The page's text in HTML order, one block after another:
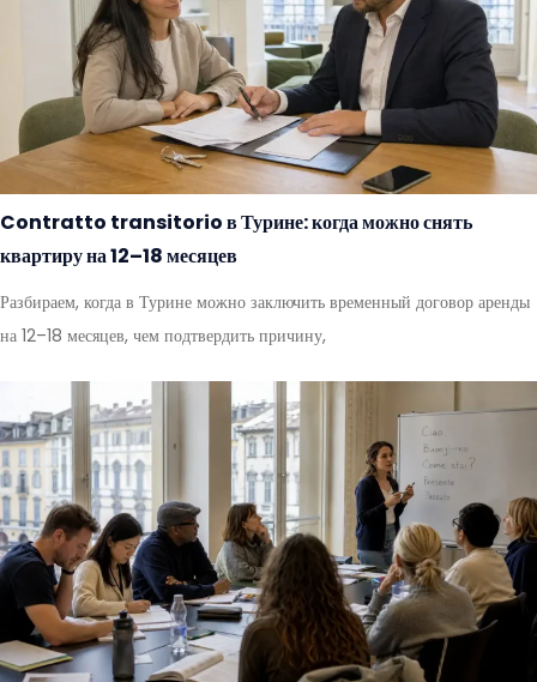
Contratto transitorio в Турине: когда можно снять
квартиру на 12–18 месяцев
Разбираем, когда в Турине можно заключить временный договор аренды
на 12–18 месяцев, чем подтвердить причину,